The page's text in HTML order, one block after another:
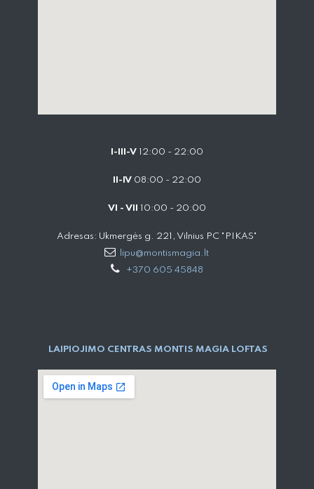
I-III-V 12:00 - 22:00
II-IV 08:00 - 22:00
VI - VII 10:00 - 20:00
Adresas: Ukmergės g. 221, Vilnius PC "PIKAS"
lipu@montismagia.lt
+370 605 45848
LAIPIOJIMO CENTRAS MONTIS MAGIA LOFTAS